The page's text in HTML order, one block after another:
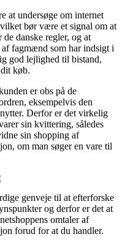
at undersøge om internet
bør være et signal om at
danske regler, og at
fagmænd som har indsigt i
god lejlighed til bistand,
køb.
er obs på de
eksempelvis den
Derfor er det virkelig
sin kvittering, således
sin shopping af
om man søger en vare til
genveje til at efterforske
og derfor er det at
omtaler af
forud for at du handler.